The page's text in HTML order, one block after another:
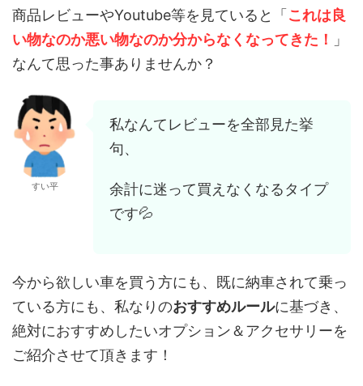
商品レビューやYoutube等を見ていると「 これは良
い物なのか悪い物なのか分からなくなってきた！
」
なんて思った事ありませんか？
すい平
私なんてレビューを全部見た挙
句、
余計に迷って買えなくなるタイプ
です💦
今から欲しい車を買う方にも、既に納車されて乗っ
ている方にも、私なりのおすすめルールに基づき、
絶対におすすめしたいオプション＆アクセサリーを
ご紹介させて頂きます！